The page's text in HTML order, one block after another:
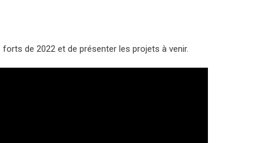
de 2022 et de présenter les projets à venir.